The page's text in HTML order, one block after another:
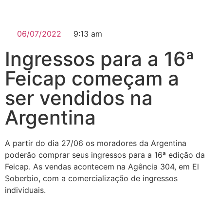
06/07/2022 9:13 am
Ingressos para a 16ª
Feicap começam a
ser vendidos na
Argentina
A partir do dia 27/06 os moradores da Argentina
poderão comprar seus ingressos para a 16ª edição da
Feicap. As vendas acontecem na Agência 304, em El
Soberbio, com a comercialização de ingressos
individuais.